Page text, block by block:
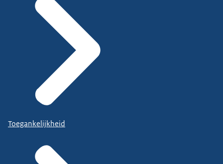
Toegankelijkheid